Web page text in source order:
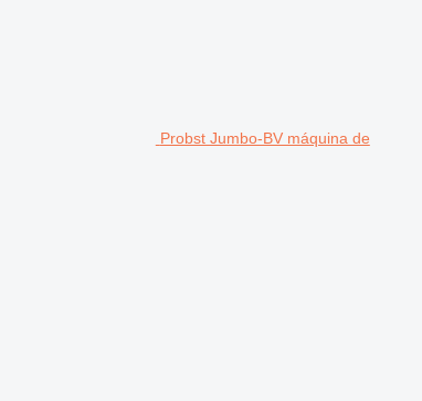
Probst Jumbo-BV máquina de